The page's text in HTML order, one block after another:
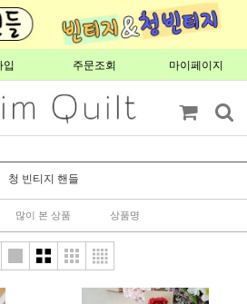
입 주문조회 마이페이지
청 빈티지 핸들
많이 본 상품 상품명